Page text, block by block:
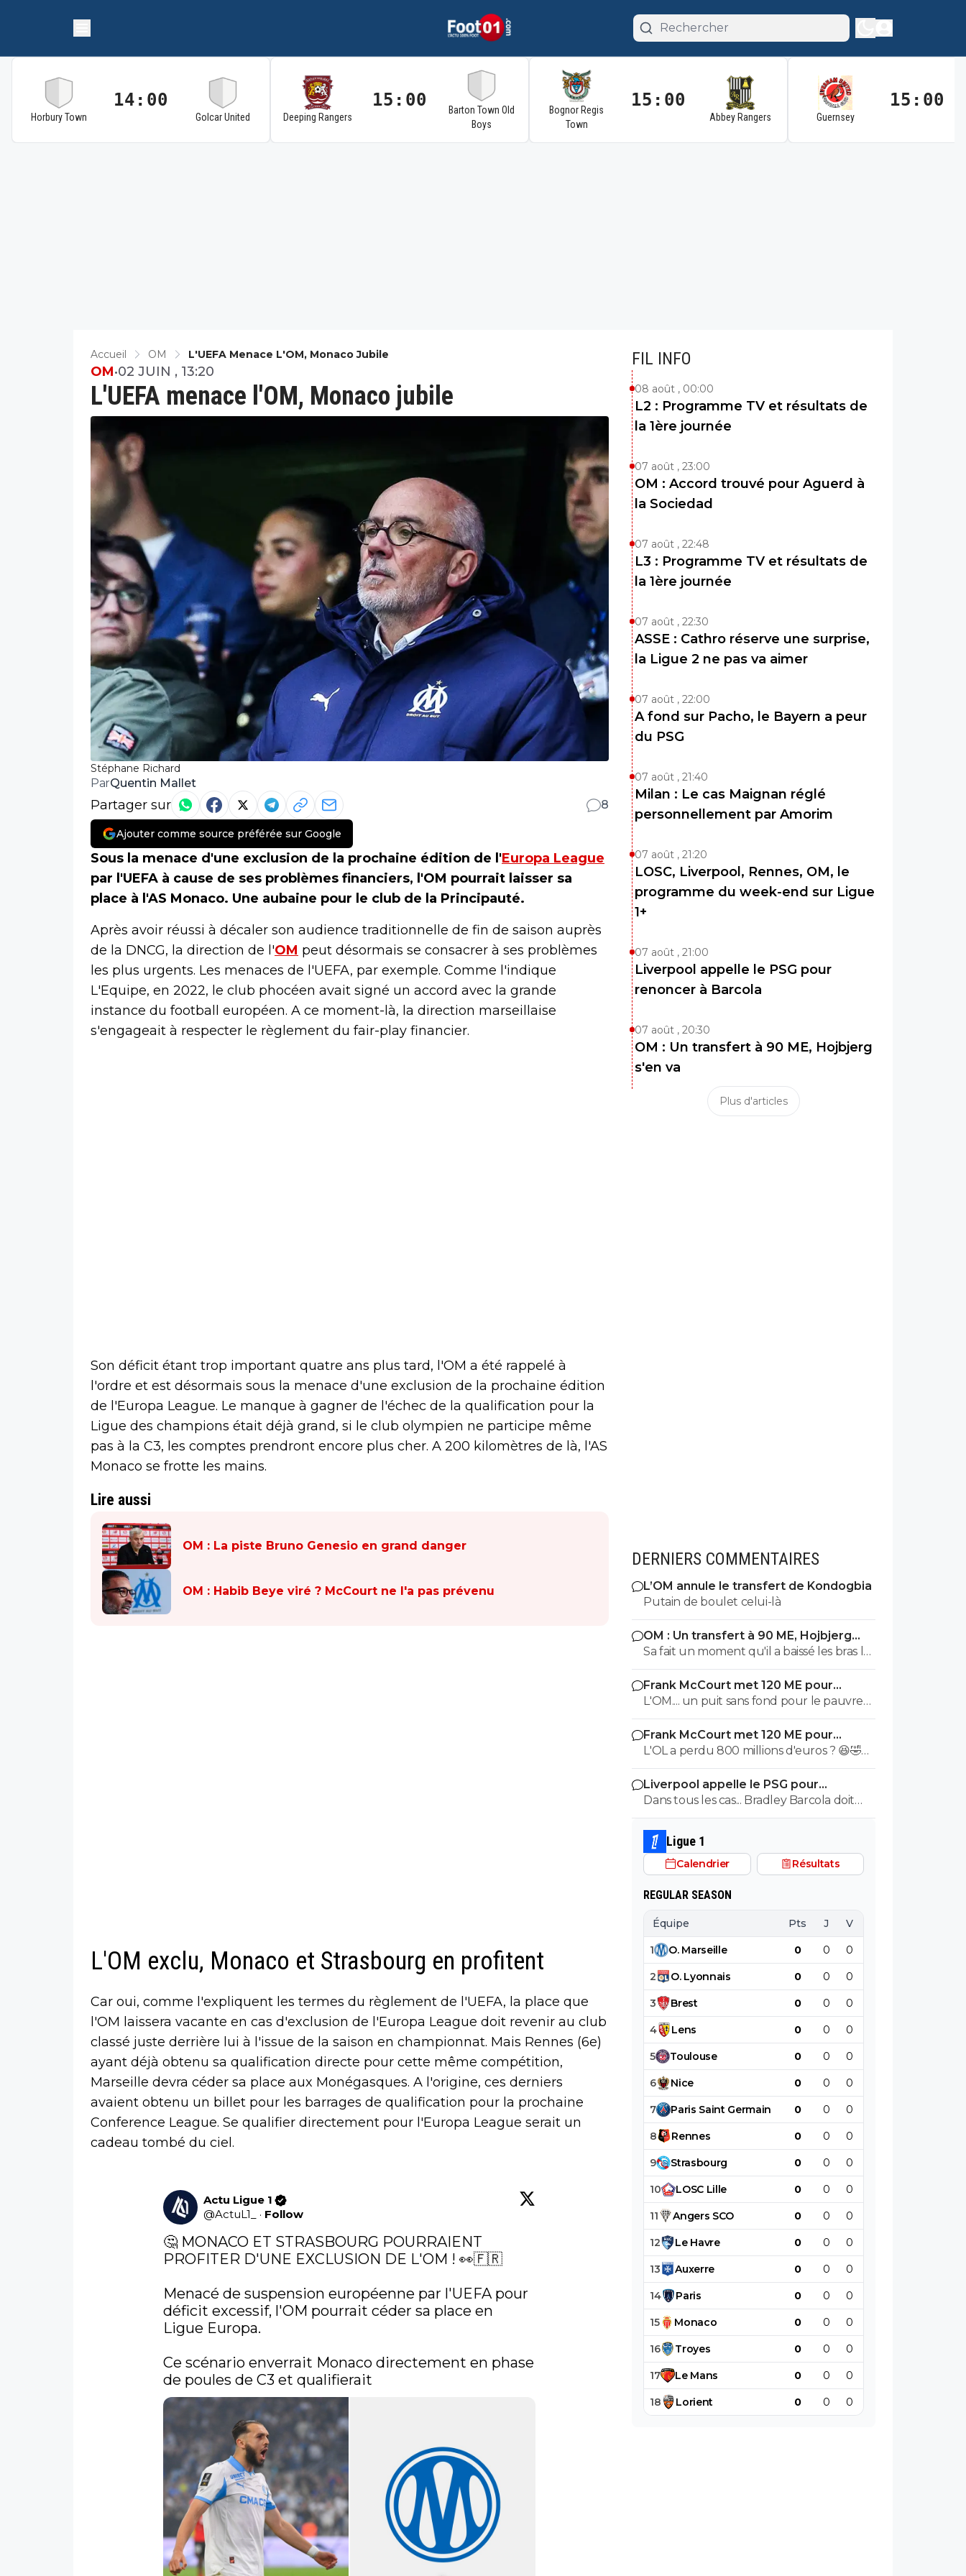
Horbury Town
14:00
Golcar United Deeping Rangers
15:00
Barton Town Old
Boys
Bognor Regis
Town
15:00
Abbey Rangers Guernsey
15:00
Accueil OM L'UEFA Menace L'OM, Monaco Jubile
Stéphane Richard
L'UEFA menace l'OM, Monaco jubile
OM•02 JUIN , 13:20
ParQuentin Mallet
Partager sur 8
Ajouter comme source préférée sur Google
Sous la menace d'une exclusion de la prochaine édition de l'Europa League
par l'UEFA à cause de ses problèmes financiers, l'OM pourrait laisser sa
place à l'AS Monaco. Une aubaine pour le club de la Principauté.
Après avoir réussi à décaler son audience traditionnelle de fin de saison auprès
de la DNCG, la direction de l'OM peut désormais se consacrer à ses problèmes
les plus urgents. Les menaces de l'UEFA, par exemple. Comme l'indique
L'Equipe, en 2022, le club phocéen avait signé un accord avec la grande
instance du football européen. A ce moment-là, la direction marseillaise
s'engageait à respecter le règlement du fair-play financier.
Son déficit étant trop important quatre ans plus tard, l'OM a été rappelé à
l'ordre et est désormais sous la menace d'une exclusion de la prochaine édition
de l'Europa League. Le manque à gagner de l'échec de la qualification pour la
Ligue des champions était déjà grand, si le club olympien ne participe même
pas à la C3, les comptes prendront encore plus cher. A 200 kilomètres de là, l'AS
Monaco se frotte les mains.
Lire aussi
OM : La piste Bruno Genesio en grand danger
OM : Habib Beye viré ? McCourt ne l'a pas prévenu
L'OM exclu, Monaco et Strasbourg en profitent
Car oui, comme l'expliquent les termes du règlement de l'UEFA, la place que
l'OM laissera vacante en cas d'exclusion de l'Europa League doit revenir au club
classé juste derrière lui à l'issue de la saison en championnat. Mais Rennes (6e)
ayant déjà obtenu sa qualification directe pour cette même compétition,
Marseille devra céder sa place aux Monégasques. A l'origine, ces derniers
avaient obtenu un billet pour les barrages de qualification pour la prochaine
Conference League. Se qualifier directement pour l'Europa League serait un
cadeau tombé du ciel.
Actu Ligue 1
@ActuL1_ · Follow
🤔 MONACO ET STRASBOURG POURRAIENT
PROFITER D'UNE EXCLUSION DE L'OM ! 👀🇫🇷
Menacé de suspension européenne par l'UEFA pour
déficit excessif, l'OM pourrait céder sa place en
Ligue Europa.
Ce scénario enverrait Monaco directement en phase
de poules de C3 et qualifierait
FIL INFO
08 août , 00:00
L2 : Programme TV et résultats de
la 1ère journée
07 août , 23:00
OM : Accord trouvé pour Aguerd à
la Sociedad
07 août , 22:48
L3 : Programme TV et résultats de
la 1ère journée
07 août , 22:30
ASSE : Cathro réserve une surprise,
la Ligue 2 ne pas va aimer
07 août , 22:00
A fond sur Pacho, le Bayern a peur
du PSG
07 août , 21:40
Milan : Le cas Maignan réglé
personnellement par Amorim
07 août , 21:20
LOSC, Liverpool, Rennes, OM, le
programme du week-end sur Ligue
1+
07 août , 21:00
Liverpool appelle le PSG pour
renoncer à Barcola
07 août , 20:30
OM : Un transfert à 90 ME, Hojbjerg
s'en va
Plus d'articles
DERNIERS COMMENTAIRES
L’OM annule le transfert de Kondogbia
Putain de boulet celui-là
OM : Un transfert à 90 ME, Hojbjerg
s'en va
Sa fait un moment qu'il a baissé les bras la
première saison il etait top mais depuis
quelques match etait en dessus. Merci et
bon vent a lui pour le reste de sa carrière
...
Frank McCourt met 120 ME pour
sauver l’OM !
L'OM.... un puit sans fond pour le pauvre
Frank McCourt.
Frank McCourt met 120 ME pour
sauver l’OM !
L'OL a perdu 800 millions d'euros ? 😆🤣😂
Pourquoi pas un milliard tant que tu y es !
^^
Liverpool appelle le PSG pour
renoncer à Barcola
Dans tous les cas... Bradley Barcola doit
être très inquiet. Ce qui est vraiment
compréhensible lorsque l'on sait
comment le PSG a traiter Kylian Mbappé
lorsqu'il avait voulu quitter le PSG.
Ligue 1
Calendrier Résultats
REGULAR SEASON
Équipe Pts J V
1 O. Marseille 0 0 0
2 O. Lyonnais 0 0 0
3 Brest 0 0 0
4 Lens 0 0 0
5 Toulouse 0 0 0
6 Nice 0 0 0
7 Paris Saint Germain 0 0 0
8 Rennes 0 0 0
9 Strasbourg 0 0 0
10 LOSC Lille 0 0 0
11 Angers SCO 0 0 0
12 Le Havre 0 0 0
13 Auxerre 0 0 0
14 Paris 0 0 0
15 Monaco 0 0 0
16 Troyes 0 0 0
17 Le Mans 0 0 0
18 Lorient 0 0 0